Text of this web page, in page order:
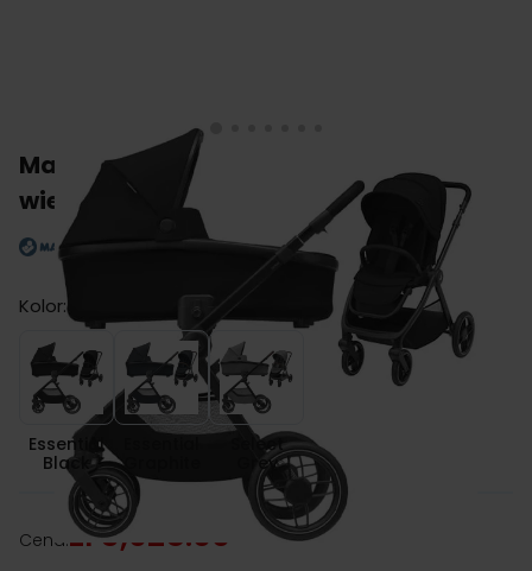
Maxi Cosi OXFORD wózek
wielofunkcyjny 2w1
Kolor:
Essential Black
Essential
Black
Essential Graphite
Graphite
Select Grey
Select
Grey
Cena:zł 3,028.00